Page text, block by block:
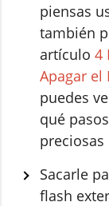
piensas
también
artículo 4
Apagar el
puedes
qué
Sacarle
flash